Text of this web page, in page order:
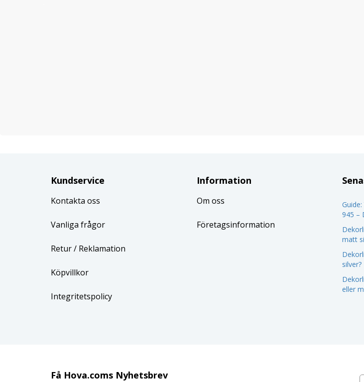
Kundservice
Kontakta oss
Vanliga frågor
Retur/ Reklamation
Köpvillkor
Integritetspolicy
Information
Om oss
Företagsinformation
945 –
matt
silver?
eller
Få Hova.coms Nyhetsbrev